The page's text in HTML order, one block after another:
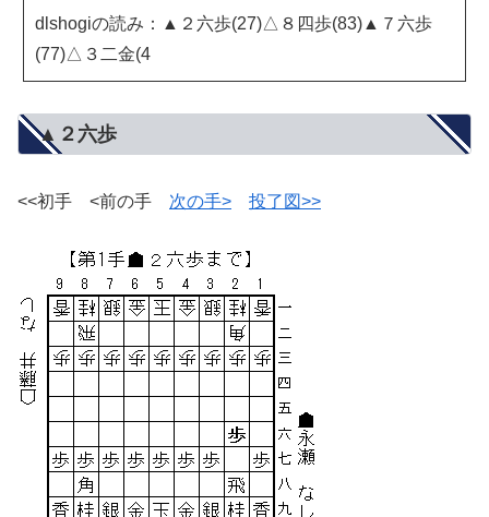
dlshogiの読み：▲２六歩(27)△８四歩(83)▲７六歩
(77)△３二金(4
▲２六歩
<<初手 <前の手 次の手> 投了図>>